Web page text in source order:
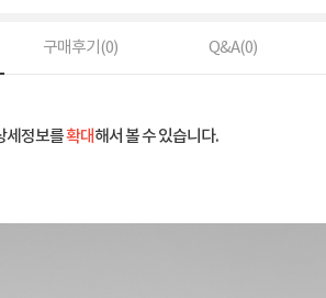
구매후기(0) Q&A(0)
세정보를확대해서 볼 수 있습니다.